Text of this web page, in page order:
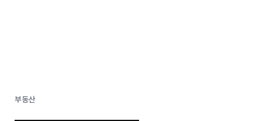
부동산